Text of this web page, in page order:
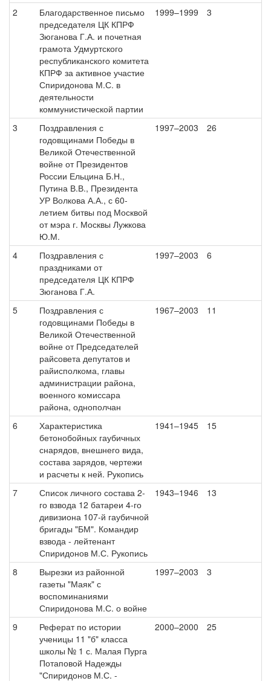
2
Благодарственное письмо
председателя ЦК КПРФ
Зюганова Г.А. и почетная
грамота Удмуртского
республиканского комитета
КПРФ за активное участие
Спиридонова М.С. в
деятельности
коммунистической партии
1999–1999 3
3
Поздравления с
годовщинами Победы в
Великой Отечественной
войне от Президентов
России Ельцина Б.Н.,
Путина В.В., Президента
УР Волкова А.А., с 60-
летием битвы под Москвой
от мэра г. Москвы Лужкова
Ю.М.
1997–2003 26
4
Поздравления с
праздниками от
председателя ЦК КПРФ
Зюганова Г.А.
1997–2003 6
5
Поздравления с
годовщинами Победы в
Великой Отечественной
войне от Председателей
райсовета депутатов и
райисполкома, главы
администрации района,
военного комиссара
района, однополчан
1967–2003 11
6
Характеристика
бетонобойных гаубичных
снарядов, внешнего вида,
состава зарядов, чертежи
и расчеты к ней. Рукопись
1941–1945 15
7
Список личного состава 2-
го взвода 12 батареи 4-го
дивизиона 107-й гаубичной
бригады "БМ". Командир
взвода - лейтенант
Спиридонов М.С. Рукопись
1943–1946 13
8
Вырезки из районной
газеты "Маяк" с
воспоминаниями
Спиридонова М.С. о войне
1997–2003 3
9
Реферат по истории
ученицы 11 "б" класса
школы № 1 с. Малая Пурга
Потаповой Надежды
"Спиридонов М.С. -
2000–2000 25